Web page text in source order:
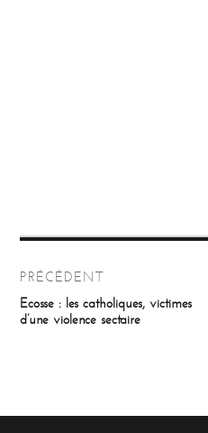
de
PRÉCÉDENT
Publication
précédente :
Ecosse : les catholiques, victimes
d’une violence sectaire